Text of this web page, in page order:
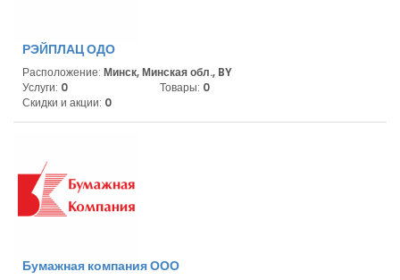
РЭЙПЛАЦ ОДО
Расположение: Минск, Минская обл., BY
Услуги: 0 Товары: 0
Скидки и акции: 0
Бумажная компания ООО